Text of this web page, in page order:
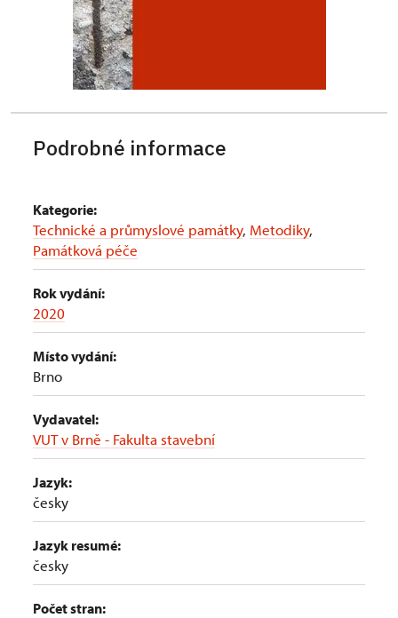
Podrobné informace
Kategorie:
Technické a průmyslové památky, Metodiky,
Památková péče
Rok vydání:
2020
Místo vydání:
Brno
Vydavatel:
VUT v Brně - Fakulta stavební
Jazyk:
česky
Jazyk resumé:
česky
Počet stran: